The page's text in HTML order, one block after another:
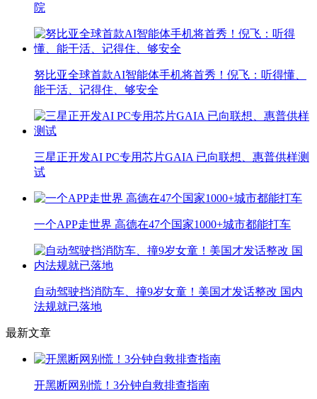
院
努比亚全球首款AI智能体手机将首秀！倪飞：听得懂、
能干活、记得住、够安全
三星正开发AI PC专用芯片GAIA 已向联想、惠普供样测
试
一个APP走世界 高德在47个国家1000+城市都能打车
自动驾驶挡消防车、撞9岁女童！美国才发话整改 国内
法规就已落地
最新文章
开黑断网别慌！3分钟自救排查指南